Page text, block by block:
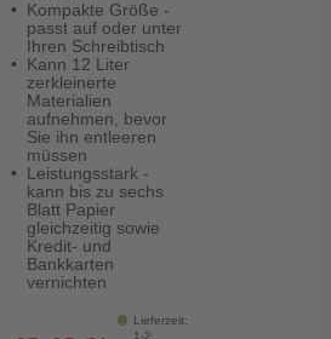
Kompakte Größe -
passt auf oder unter
Ihren Schreibtisch
Kann 12 Liter
zerkleinerte
Materialien
aufnehmen, bevor
Sie ihn entleeren
müssen
Leistungsstark -
kann bis zu sechs
Blatt Papier
gleichzeitig sowie
Kredit- und
Bankkarten
vernichten
Lieferzeit:
1-2